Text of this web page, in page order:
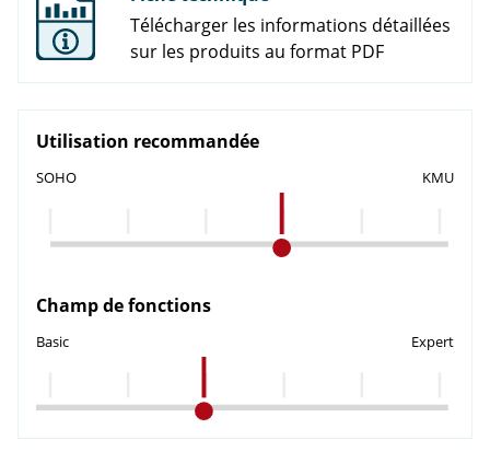
Télécharger les informations détaillées
sur les produits au format PDF
Utilisation recommandée
SOHO KMU
Champ de fonctions
Basic Expert